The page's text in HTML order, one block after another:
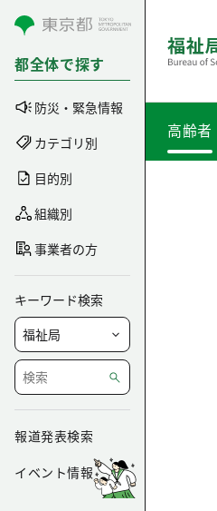
コンテンツにスキップ
都全体で探す
防災・緊急情報
カテゴリ別
目的別
組織別
事業者の方
キーワード検索
報道発表検索
イベント情報
高齢者